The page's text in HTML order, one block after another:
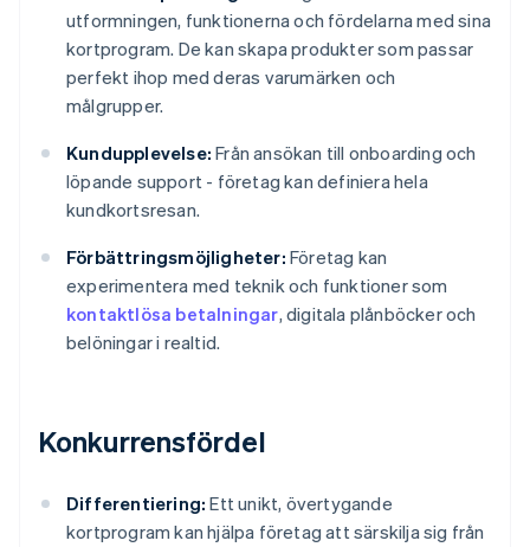
utformningen, funktionerna och fördelarna med sina
kortprogram. De kan skapa produkter som passar
perfekt ihop med deras varumärken och
målgrupper.
Kundupplevelse: Från ansökan till onboarding och
löpande support - företag kan definiera hela
kundkortsresan.
Förbättringsmöjligheter: Företag kan
experimentera med teknik och funktioner som
kontaktlösa betalningar, digitala plånböcker och
belöningar i realtid.
Konkurrensfördel
Differentiering: Ett unikt, övertygande
kortprogram kan hjälpa företag att särskilja sig från